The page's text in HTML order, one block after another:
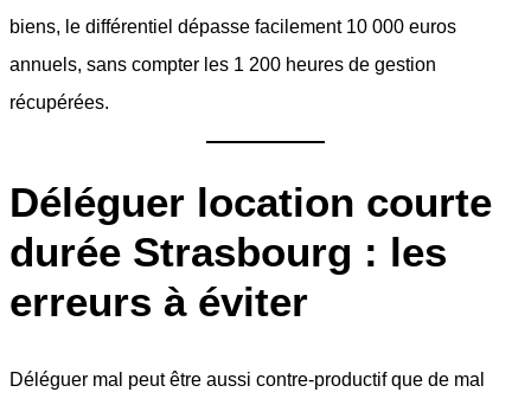
biens, le différentiel dépasse facilement 10 000 euros
annuels, sans compter les 1 200 heures de gestion
récupérées.
Déléguer location courte
durée Strasbourg : les
erreurs à éviter
Déléguer mal peut être aussi contre-productif que de mal